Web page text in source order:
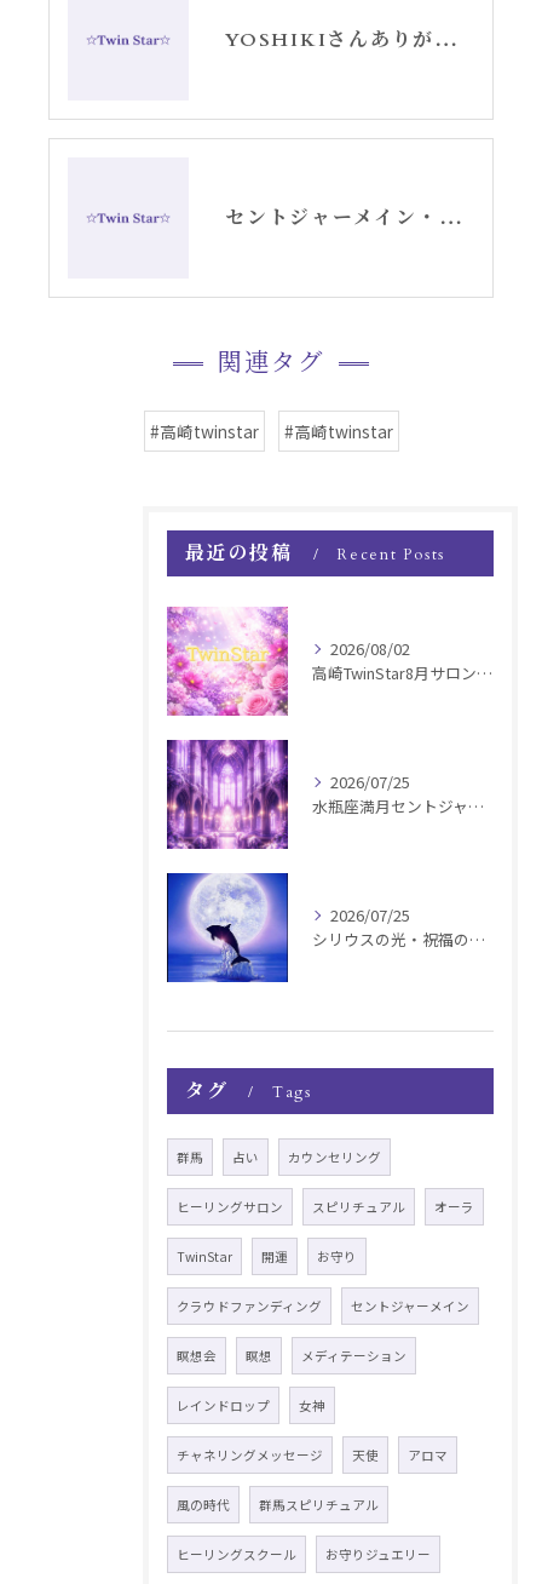
YOSHIKIさんありがとう。ピアノの音色も好き。
セントジャーメイン・スピリチュアルメッセージ愛に目覚める3日間〜3日目〜
関連タグ
#高崎twinstar #高崎twinstar
最近の投稿 Recent Posts
2026/08/02
高崎TwinStar8月サロンお知らせ
2026/07/25
水瓶座満月セントジャーメインGSVF遠隔お知らせ
2026/07/25
シリウスの光・祝福の波動チャージ遠隔お知らせ〜銀河新年〜
タグ Tags
群馬 占い カウンセリング
ヒーリングサロン スピリチュアル オーラ
TwinStar 開運 お守り
クラウドファンディング セントジャーメイン
瞑想会 瞑想 メディテーション
レインドロップ 女神
チャネリングメッセージ 天使 アロマ
風の時代 群馬スピリチュアル
ヒーリングスクール お守りジュエリー